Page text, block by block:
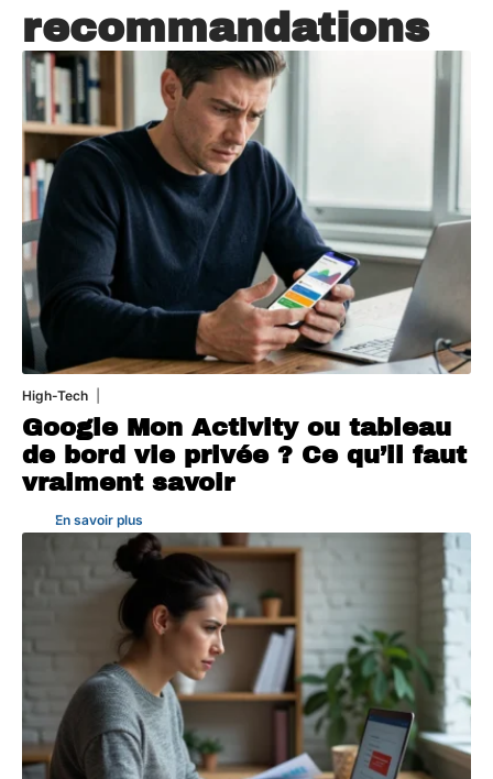
recommandations
High-Tech
Google Mon Activity ou tableau
de bord vie privée ? Ce qu’il faut
vraiment savoir
En savoir plus